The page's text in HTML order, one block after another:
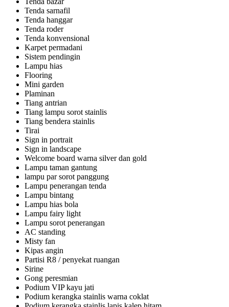
Tenda sarnafil
Tenda hanggar
Tenda roder
Tenda konvensional
Karpet permadani
Sistem pendingin
Lampu hias
Flooring
Mini garden
Plaminan
Tiang antrian
Tiang lampu sorot stainlis
Tiang bendera stainlis
Tirai
Sign in portrait
Sign in landscape
Welcome board warna silver dan gold
Lampu taman gantung
lampu par sorot panggung
Lampu penerangan tenda
Lampu bintang
Lampu hias bola
Lampu fairy light
Lampu sorot penerangan
AC standing
Misty fan
Kipas angin
Partisi R8 / penyekat ruangan
Sirine
Gong peresmian
Podium VIP kayu jati
Podium kerangka stainlis warna coklat